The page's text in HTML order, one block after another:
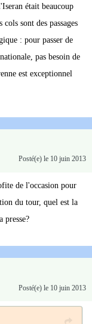
était beaucoup
sont des passages
: pour passer de
pas besoin de
est exceptionnel
Posté(e) le 10 juin 2013
de l'occasion pour
du tour, quel est la
presse?
Posté(e) le 10 juin 2013